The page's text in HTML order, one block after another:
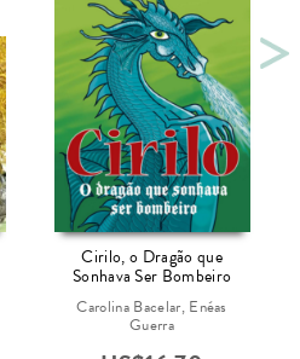
Cirilo, o Dragão que
Sonhava Ser Bombeiro
Carolina Bacelar, Enéas
Guerra